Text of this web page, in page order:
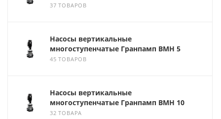
37 ТОВАРОВ
Насосы вертикальные
многоступенчатые Гранпамп ВМН 5
45 ТОВАРОВ
Насосы вертикальные
многоступенчатые Гранпамп ВМН 10
32 ТОВАРА